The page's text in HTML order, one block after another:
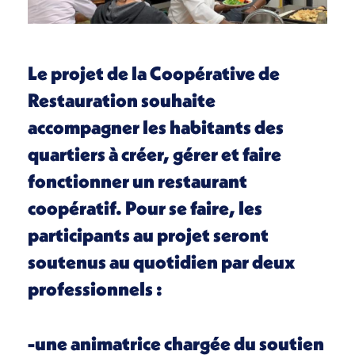
Le projet de la Coopérative de
Restauration souhaite
accompagner les habitants des
quartiers à créer, gérer et faire
fonctionner un restaurant
coopératif. Pour se faire, les
participants au projet seront
soutenus au quotidien par deux
professionnels :
-une animatrice chargée du soutien